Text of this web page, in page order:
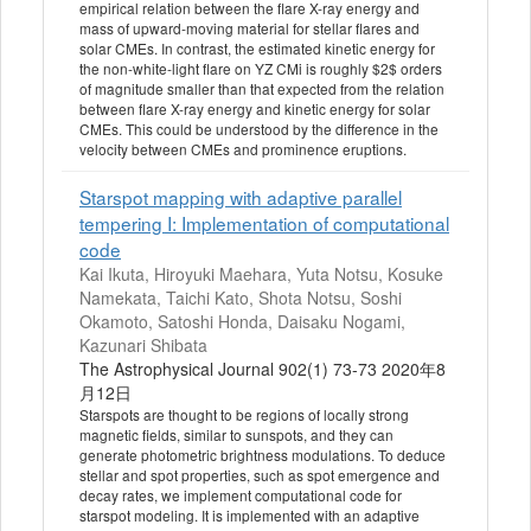
empirical relation between the flare X-ray energy and
mass of upward-moving material for stellar flares and
solar CMEs. In contrast, the estimated kinetic energy for
the non-white-light flare on YZ CMi is roughly $2$ orders
of magnitude smaller than that expected from the relation
between flare X-ray energy and kinetic energy for solar
CMEs. This could be understood by the difference in the
velocity between CMEs and prominence eruptions.
Starspot mapping with adaptive parallel
tempering I: Implementation of computational
code
Kai Ikuta, Hiroyuki Maehara, Yuta Notsu, Kosuke
Namekata, Taichi Kato, Shota Notsu, Soshi
Okamoto, Satoshi Honda, Daisaku Nogami,
Kazunari Shibata
The Astrophysical Journal 902(1) 73-73 2020年8
月12日
Starspots are thought to be regions of locally strong
magnetic fields, similar to sunspots, and they can
generate photometric brightness modulations. To deduce
stellar and spot properties, such as spot emergence and
decay rates, we implement computational code for
starspot modeling. It is implemented with an adaptive